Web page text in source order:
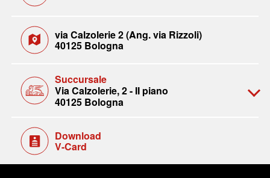
via Calzolerie 2 (Ang. via Rizzoli)
40125 Bologna
Succursale
Via Calzolerie, 2 - II piano
40125 Bologna
Download
V-Card